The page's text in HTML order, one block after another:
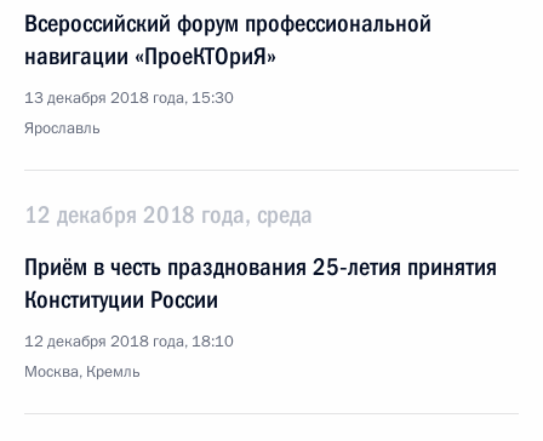
Всероссийский форум профессиональной
навигации «ПроеКТОриЯ»
13 декабря 2018 года, 15:30
Ярославль
12 декабря 2018 года, среда
Приём в честь празднования 25‑летия принятия
Конституции России
12 декабря 2018 года, 18:10
Москва, Кремль